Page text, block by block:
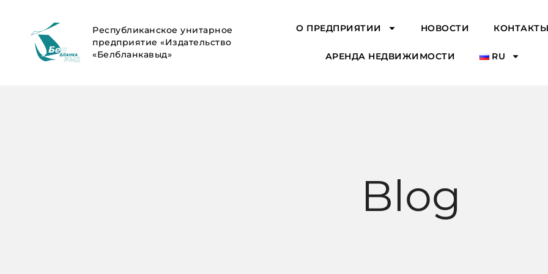
Республиканское унитарное
предприятие «Издательство
«Белбланкавыд»
О ПРЕДПРИЯТИИ НОВОСТИ
АРЕНДА НЕДВИЖИМОСТИ RU
Blog